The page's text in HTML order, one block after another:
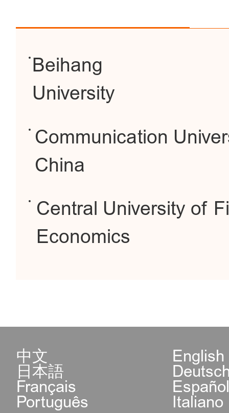
Beihang
University
Communication
China
Central University of
Economics
中文 English
日本語
Français
Português Italiano